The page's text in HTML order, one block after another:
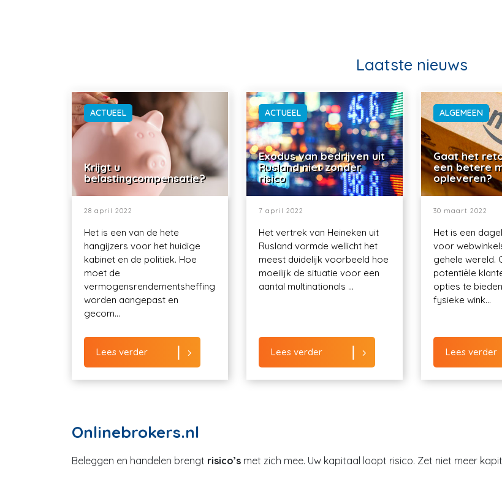
Laatste nieuws
ACTUEEL
Krijgt u
belastingcompensatie?
28 april 2022
Het is een van de hete
hangijzers voor het huidige
kabinet en de politiek. Hoe
moet de
vermogensrendementsheffing
worden aangepast en
gecom...
Lees verder
ACTUEEL
Exodus van bedrijven uit
Rusland niet zonder
risico
7 april 2022
Het vertrek van Heineken uit
Rusland vormde wellicht het
meest duidelijk voorbeeld hoe
moeilijk de situatie voor een
aantal multinationals ...
Lees verder
ALGEMEEN
Gaat het
een betere
opleveren?
30 maart 2022
Het is een
voor
gehele wereld.
potentiële
opties te
fysieke wink...
Lees verder
Onlinebrokers.nl
Beleggen en handelen brengt risico’s met zich mee. Uw kapitaal loopt risico. Zet niet meer